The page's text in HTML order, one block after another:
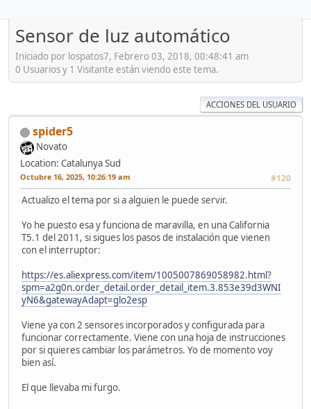
Sensor de luz automático
Iniciado por lospatos7, Febrero 03, 2018, 00:48:41 am
0 Usuarios y 1 Visitante están viendo este tema.
ACCIONES DEL USUARIO
spider5
Novato
Location: Catalunya Sud
Octubre 16, 2025, 10:26:19 am #120
Actualizo el tema por si a alguien le puede servir.
Yo he puesto esa y funciona de maravilla, en una California
T5.1 del 2011, si sigues los pasos de instalación que vienen
con el interruptor:
https://es.aliexpress.com/item/1005007869058982.html?
spm=a2g0n.order_detail.order_detail_item.3.853e39d3WNI
yN6&gatewayAdapt=glo2esp
Viene ya con 2 sensores incorporados y configurada para
funcionar correctamente. Viene con una hoja de instrucciones
por si quieres cambiar los parámetros. Yo de momento voy
bien así.
El que llevaba mi furgo.